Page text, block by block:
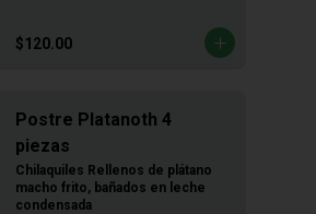
$120.00
Postre Platanoth 4
piezas
Chilaquiles Rellenos de plátano
macho frito, bañados en leche
condensada